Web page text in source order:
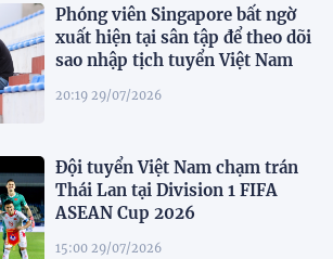
Phóng viên Singapore bất ngờ
xuất hiện tại sân tập để theo dõi
sao nhập tịch tuyển Việt Nam
20:19 29/07/2026
Đội tuyển Việt Nam chạm trán
Thái Lan tại Division 1 FIFA
ASEAN Cup 2026
15:00 29/07/2026